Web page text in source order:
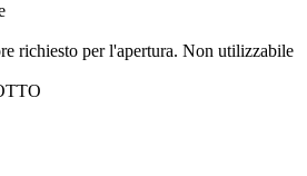
richiesto per l'apertura. Non utilizzabile